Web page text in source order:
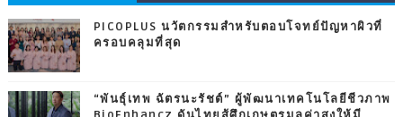
PICOPLUS นวัตกรรมสำหรับตอบโจทย์ปัญหาผิวที่
ครอบคลุมที่สุด
“พันธุ์เทพ ฉัตรนะรัชต์” ผู้พัฒนาเทคโนโลยีชีวภาพ